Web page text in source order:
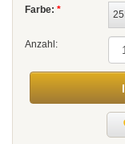
Farbe: *
Anzahl: